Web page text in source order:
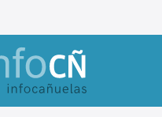
InfoCañuelas